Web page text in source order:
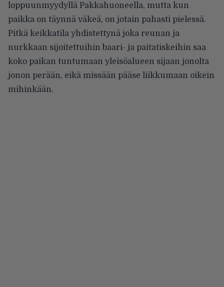
loppuunmyydyllä Pakkahuoneella, mutta kun
paikka on täynnä väkeä, on jotain pahasti pielessä.
Pitkä keikkatila yhdistettynä joka reunan ja
nurkkaan sijoitettuihin baari- ja paitatiskeihin saa
koko paikan tuntumaan yleisöalueen sijaan jonolta
jonon perään, eikä missään pääse liikkumaan oikein
mihinkään.